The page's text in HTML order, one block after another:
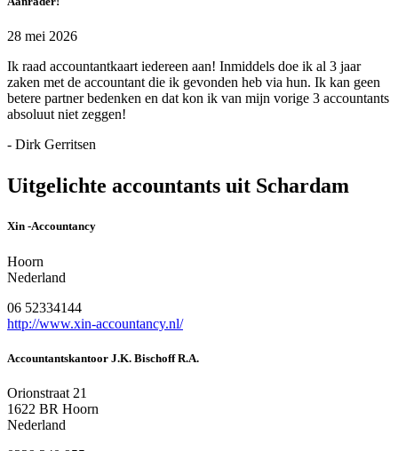
28 mei 2026
Ik raad accountantkaart iedereen aan! Inmiddels doe ik al 3 jaar
zaken met de accountant die ik gevonden heb via hun. Ik kan geen
betere partner bedenken en dat kon ik van mijn vorige 3 accountants
absoluut niet zeggen!
- Dirk Gerritsen
Uitgelichte accountants uit Schardam
Xin -Accountancy
Hoorn
Nederland
06 52334144
http://www.xin-accountancy.nl/
Accountantskantoor J.K. Bischoff R.A.
Orionstraat 21
1622 BR Hoorn
Nederland